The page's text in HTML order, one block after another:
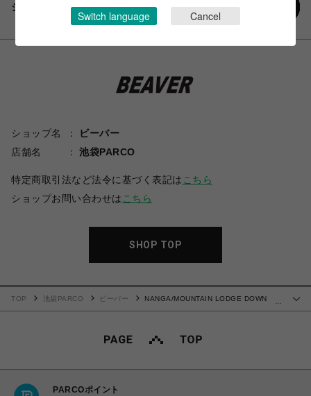
シェアする
ショップ名
ビーバー
店舗名
池袋PARCO
特定商取引法など法令に基づく表記は こちら
ショップお問い合わせは こちら
SHOP TOP
TOP 池袋PARCO ビーバー
NANGA/MOUNTAIN LODGE DOWN
PARCOポイント
Switch language Cancel